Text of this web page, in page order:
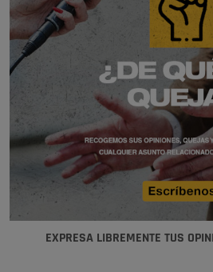
EXPRESA LIBREMENTE TUS